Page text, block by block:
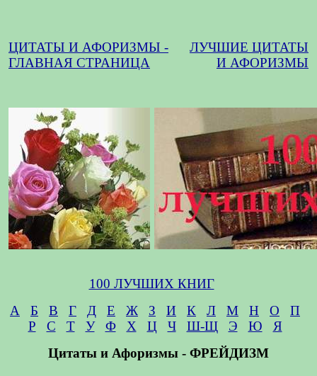
ЦИТАТЫ И АФОРИЗМЫ -
ГЛАВНАЯ СТРАНИЦА
ЛУЧШИЕ ЦИТАТЫ
И АФОРИЗМЫ
100 ЛУЧШИХ КНИГ
А
Б В Г Д Е Ж З И К Л М Н О
П
Р
С Т У Ф Х Ц Ч Ш-Щ Э Ю
Я
Цитаты и Афоризмы - ФРЕЙДИЗМ